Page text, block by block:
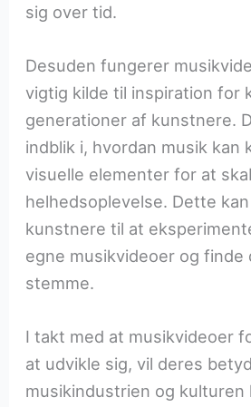
sig over tid.
Desuden fungerer
vigtig kilde til inspiration for
generationer af kunstnere.
indblik i, hvordan musik kan
visuelle elementer for at
helhedsoplevelse. Dette
kunstnere til at
egne musikvideoer og finde
stemme.
I takt med at musikvideoer
at udvikle sig, vil deres
musikindustrien og kulturen